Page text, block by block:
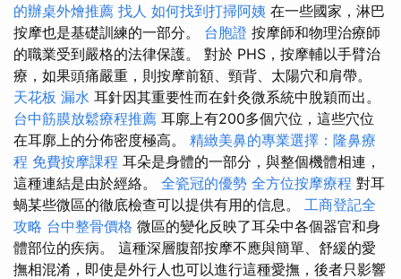
的辦桌外燴推薦 找人 如何找到打掃阿姨 在一些國家，淋巴
按摩也是基礎訓練的一部分。 台胞證 按摩師和物理治療師
的職業受到嚴格的法律保護。 對於 PHS，按摩輔以手臂治
療，如果頭痛嚴重，則按摩前額、頸背、太陽穴和肩帶。
天花板 漏水 耳針因其重要性而在針灸微系統中脫穎而出。
台中筋膜放鬆療程推薦 耳廓上有200多個穴位，這些穴位
在耳廓上的分佈密度極高。 精緻美鼻的專業選擇：隆鼻療
程 免費按摩課程 耳朵是身體的一部分，與整個機體相連，
這種連結是由於經絡。 全瓷冠的優勢 全方位按摩療程 對耳
蝸某些微區的徹底檢查可以提供有用的信息。 工商登記全
攻略 台中整骨價格 微區的變化反映了耳朵中各個器官和身
體部位的疾病。 這種深層腹部按摩不應與簡單、舒緩的愛
撫相混淆，即使是外行人也可以進行這種愛撫，後者只影響